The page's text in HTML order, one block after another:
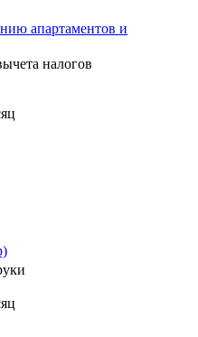
апартаментов и
налогов